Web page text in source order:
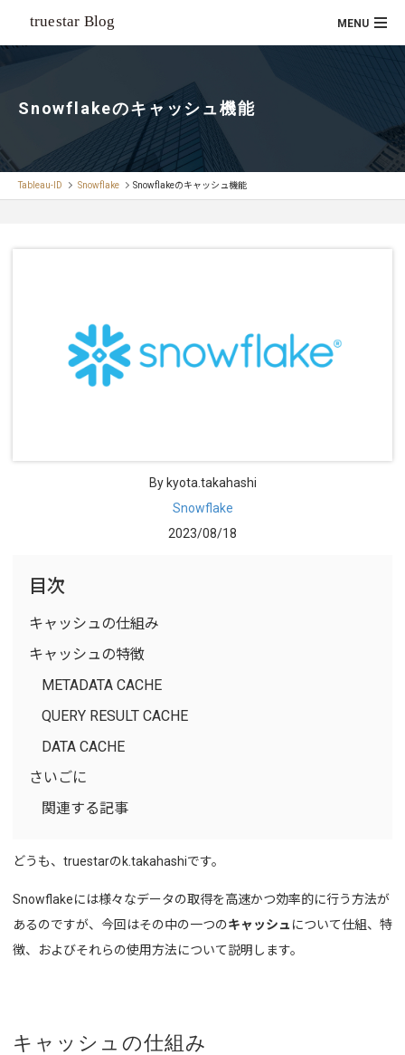
Snowflakeのキャッシュ機能
Tableau-ID Snowflake Snowflakeのキャッシュ機能
By kyota.takahashi
Snowflake
2023/08/18
目次
キャッシュの仕組み
キャッシュの特徴
METADATA CACHE
QUERY RESULT CACHE
DATA CACHE
さいごに
関連する記事
どうも、truestarのk.takahashiです。
Snowflakeには様々なデータの取得を高速かつ効率的に行う方法が
あるのですが、今回はその中の一つのキャッシュ について仕組、特
徴、およびそれらの使用方法について説明します。
キャッシュの仕組み